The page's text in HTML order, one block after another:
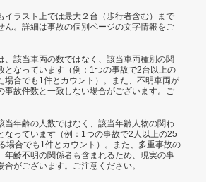
イラスト上では最大２台（歩行者含む）まで
ん。詳細は事故の個別ページの文字情報をご
、該当車両の数ではなく、該当車両種別の関
となっています（例：1つの事故で2台以上の
場合でも1件とカウント）。また、不明車両が
事故件数と一致しない場合がございます。ご
当年齢の人数ではなく、該当年齢人物の関わ
なっています（例：1つの事故で2人以上の25
場合でも1件とカウント）。また、多重事故の
年齢不明の関係者も含まれるため、現実の事
がございます。ご注意ください。